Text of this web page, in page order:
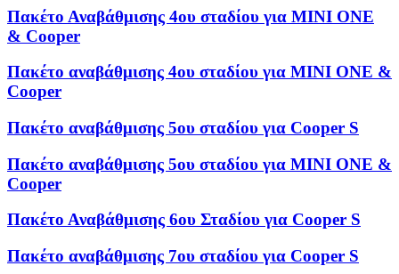
Πακέτο Αναβάθμισης 4ου σταδίου για MINI ONE
& Cooper
Πακέτο αναβάθμισης 4ου σταδίου για MINI ONE &
Cooper
Πακέτο αναβάθμισης 5ου σταδίου για Cooper S
Πακέτο αναβάθμισης 5ου σταδίου για MINI ONE &
Cooper
Πακέτο Αναβάθμισης 6ου Σταδίου για Cooper S
Πακέτο αναβάθμισης 7ου σταδίου για Cooper S